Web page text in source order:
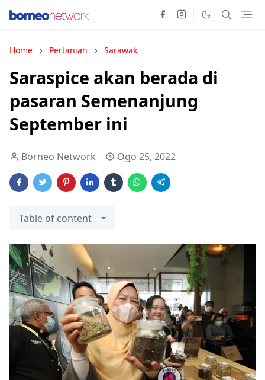
Home Pertanian Sarawak
Saraspice akan berada di
pasaran Semenanjung
September ini
Borneo Network Ogo 25, 2022
Table of content